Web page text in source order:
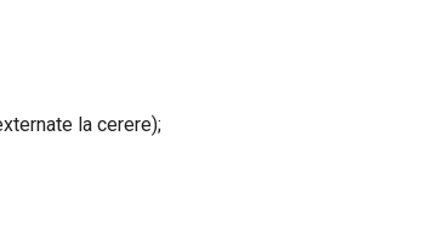
la cerere);